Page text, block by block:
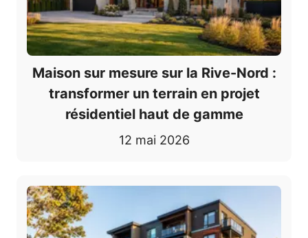
Maison sur mesure sur la Rive-Nord :
transformer un terrain en projet
résidentiel haut de gamme
12 mai 2026